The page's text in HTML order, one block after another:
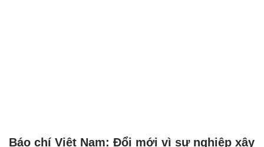
Báo chí Việt Nam: Đổi mới vì sự nghiệp xây